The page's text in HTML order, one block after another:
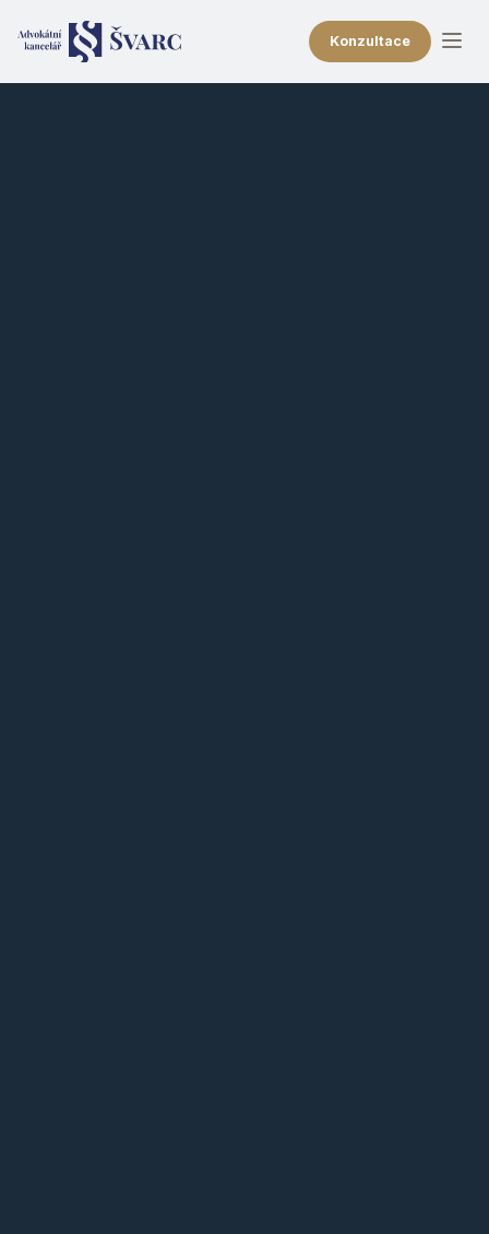
Konzultace